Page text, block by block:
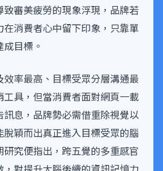
致審美疲勞的現象浮現，品牌若
消費者心中留下印象，只靠單
目標。
率最高、目標受眾分層溝通最
工具，但當消費者面對網頁一載
息，品牌勢必需借重除視覺以
穎而出真正進入目標受眾的腦
究便指出，跨五覺的多重感官